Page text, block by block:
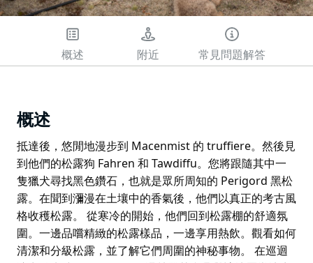
概述 附近 常見問題解答
概述
抵達後，悠閒地漫步到 Macenmist 的 truffiere。然後見
到他們的松露狗 Fahren 和 Tawdiffu。您將跟隨其中一
隻獵犬尋找黑色鑽石，也就是眾所周知的 Perigord 黑松
露。在聞到瀰漫在土壤中的香氣後，他們以真正的考古風
格收穫松露。 從寒冷的開始，他們回到松露棚的舒適氛
圍。一邊品嚐精緻的松露樣品，一邊享用熱飲。觀看如何
清潔和分級松露，並了解它們周圍的神秘事物。 在巡迴